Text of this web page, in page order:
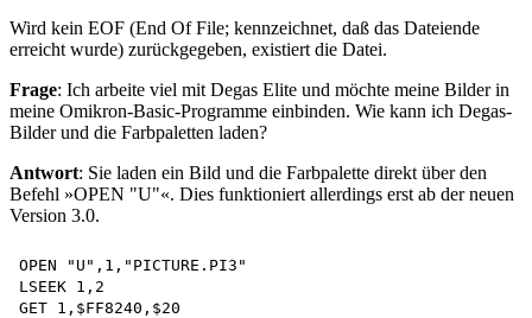
Wird kein EOF (End Of File; kennzeichnet, daß das Dateiende
erreicht wurde) zurückgegeben, existiert die Datei.
Frage: Ich arbeite viel mit Degas Elite und möchte meine Bilder in
meine Omikron-Basic-Programme einbinden. Wie kann ich Degas-
Bilder und die Farbpaletten laden?
Antwort: Sie laden ein Bild und die Farbpalette direkt über den
Befehl »OPEN "U"«. Dies funktioniert allerdings erst ab der neuen
Version 3.0.
OPEN "U",1,"PICTURE.PI3"
LSEEK 1,2
GET 1,$FF8240,$20